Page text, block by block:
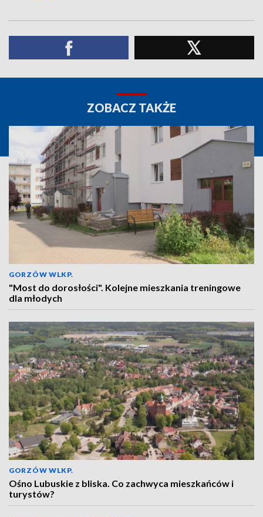
ZOBACZ TAKŻE
GORZÓW WLKP.
"Most do dorosłości". Kolejne mieszkania treningowe
dla młodych
GORZÓW WLKP.
Ośno Lubuskie z bliska. Co zachwyca mieszkańców i
turystów?